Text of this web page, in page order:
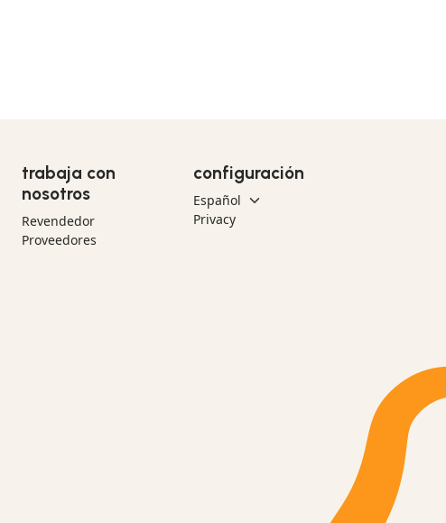
trabaja con
nosotros
Revendedor
Proveedores
configuración
Privacy